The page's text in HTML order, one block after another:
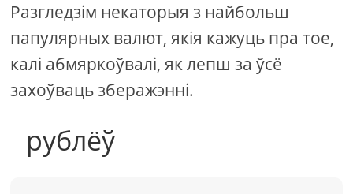
Разгледзім некаторыя з найбольш
папулярных валют, якія кажуць пра тое,
калі абмяркоўвалі, як лепш за ўсё
захоўваць зберажэнні.
рублёў